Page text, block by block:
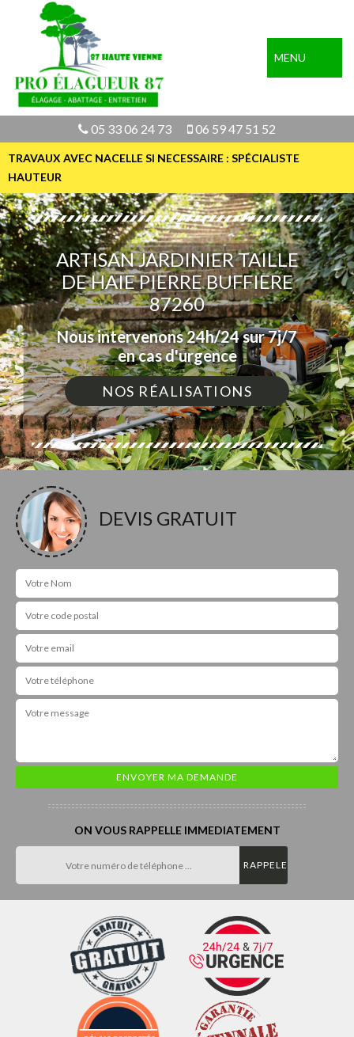
MENU
05 33 06 24 73 06 59 47 51 52
TRAVAUX AVEC NACELLE SI NECESSAIRE : SPÉCIALISTE
HAUTEUR
ARTISAN JARDINIER TAILLE
DE HAIE PIERRE BUFFIERE
87260
Nous intervenons 24h/24 sur 7j/7
en cas d'urgence
NOS RÉALISATIONS
DEVIS GRATUIT
ON VOUS RAPPELLE IMMEDIATEMENT